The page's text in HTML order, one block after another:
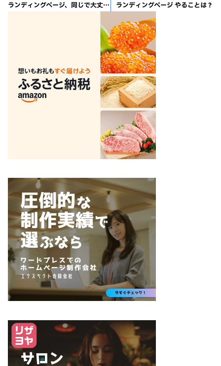
ランディングページ、同じで大丈夫？ ランディングページ やることは？